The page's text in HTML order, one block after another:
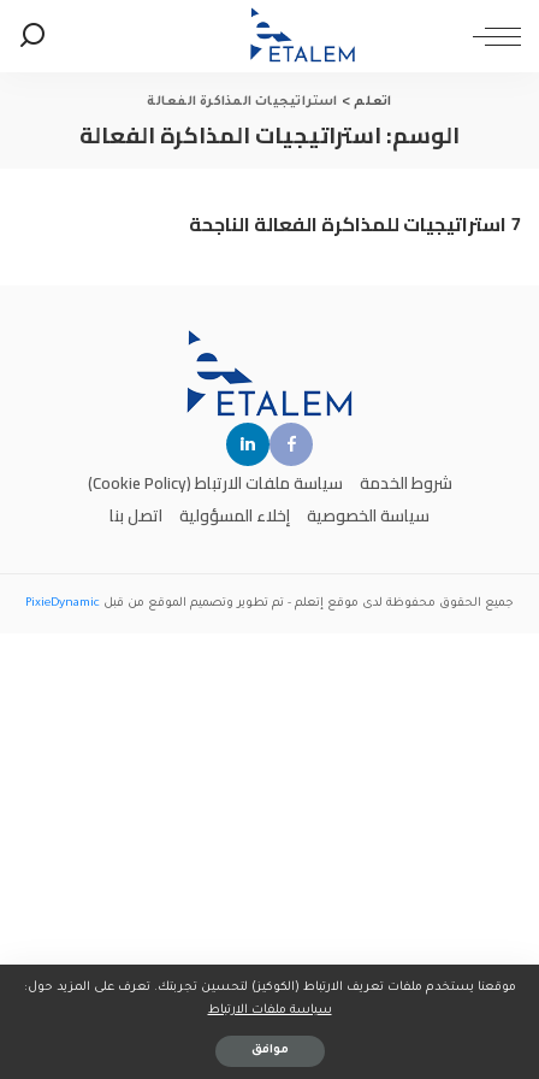
اتعلم> استراتيجيات المذاكرة الفعالة
الوسم:استراتيجيات المذاكرة الفعالة
7 استراتيجيات للمذاكرة الفعالة الناجحة
شروط الخدمة سياسة ملفات الارتباط (Cookie Policy)
سياسة الخصوصية إخلاء المسؤولية اتصل بنا
جميع الحقوق محفوظة لدى موقع إتعلم - تم تطوير وتصميم الموقع من قبل PixieDynamic
موقعنا يستخدم ملفات تعريف الارتباط (الكوكيز) لتحسين تجربتك. تعرف على المزيد حول:
سياسة ملفات الارتباط
موافق